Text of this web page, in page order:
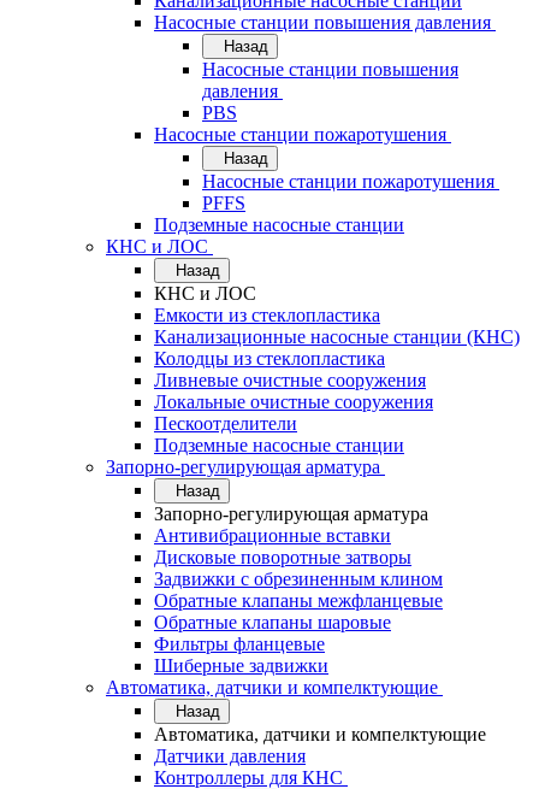
Насосные станции повышения давления
Назад
Насосные станции повышения
давления
PBS
Насосные станции пожаротушения
Назад
Насосные станции пожаротушения
PFFS
Подземные насосные станции
КНС и ЛОС
Назад
КНС и ЛОС
Емкости из стеклопластика
Канализационные насосные станции (КНС)
Колодцы из стеклопластика
Ливневые очистные сооружения
Локальные очистные сооружения
Пескоотделители
Подземные насосные станции
Запорно-регулирующая арматура
Назад
Запорно-регулирующая арматура
Антивибрационные вставки
Дисковые поворотные затворы
Задвижки с обрезиненным клином
Обратные клапаны межфланцевые
Обратные клапаны шаровые
Фильтры фланцевые
Шиберные задвижки
Автоматика, датчики и компелктующие
Назад
Автоматика, датчики и компелктующие
Датчики давления
Контроллеры для КНС